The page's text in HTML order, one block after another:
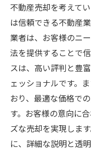
不動産売却を考えて
は信頼できる不動産
業者は、お客様のニ
法を提供することで
スは、高い評判と豊
ェッショナルです。
おり、最適な価格で
す。お客様の意向に
ズな売却を実現しま
に、詳細な説明と透